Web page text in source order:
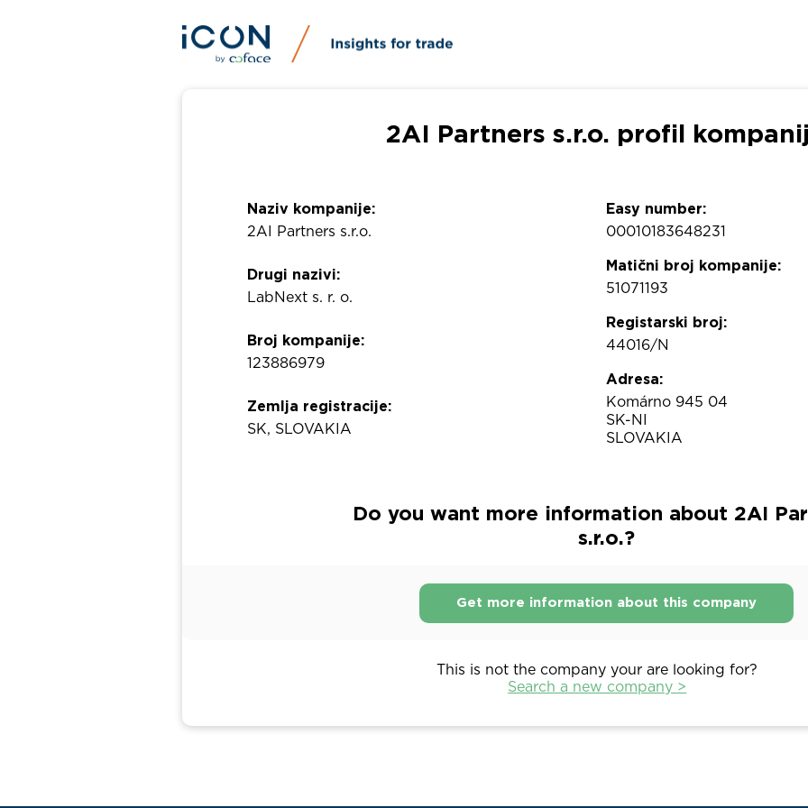
2AI Partners s.r.o. profil
Naziv kompanije:
2AI Partners s.r.o.
Drugi nazivi:
LabNext s. r. o.
Broj kompanije:
123886979
Zemlja registracije:
SK, SLOVAKIA
Easy number:
00010183648231
Matični broj kompanije:
51071193
Registarski broj:
44016/N
Adresa:
Komárno 945 04
SK-NI
SLOVAKIA
Do you want more information about 2AI
s.r.o.?
Get more information about this company
This is not the company your are looking for?
Search a new company >